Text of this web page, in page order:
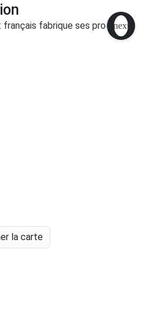
français fabrique ses produits
la carte